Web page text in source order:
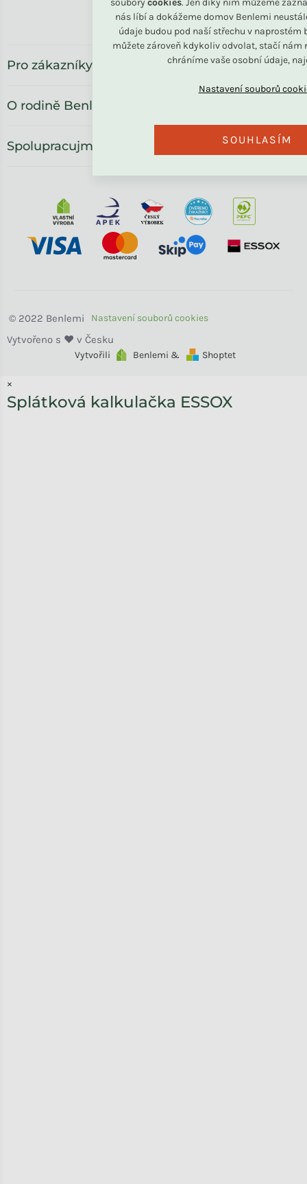
nás líbí a dokážeme domov Benlemi
údaje budou pod naší střechu v naprostém
můžete zároveň kdykoliv odvolat, stačí nám
chráníme vaše osobní údaje,
SOUHLASÍM
Benlemi.ro
Pro zákazníky
O rodině Benlemi
Spolupracujme
Vytvořili Benlemi & Shoptet
Benlemi
×
Splátková kalkulačka ESSOX